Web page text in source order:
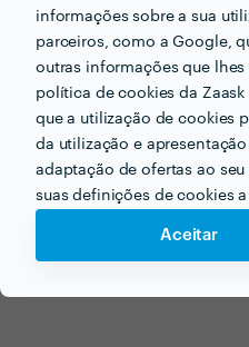
informações sobre a sua
parceiros, como a Google,
outras informações que
política de cookies da
que a utilização de cookies
da utilização e
adaptação de ofertas ao
suas definições de cookies
Aceitar
Receba várias
HomeService